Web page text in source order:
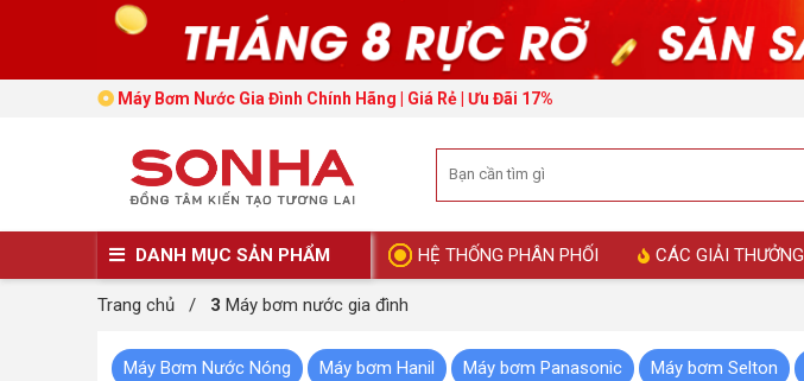
Máy Bơm Nước Gia Đình Chính Hãng | Giá Rẻ | Ưu Đãi 17%
DANH MỤC SẢN PHẨM HỆ THỐNG PHÂN PHỐI CÁC GIẢI THƯỞNG
Trang chủ / 3 Máy bơm nước gia đình
Máy Bơm Nước Nóng Máy bơm Hanil Máy bơm Panasonic Máy bơm Selton